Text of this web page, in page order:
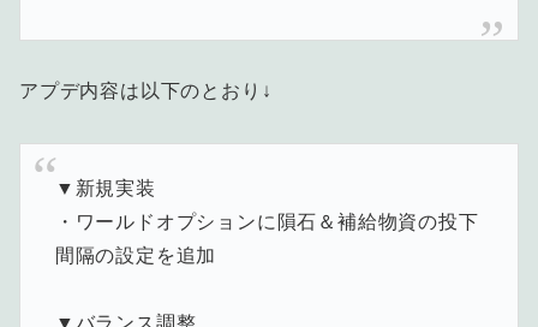
アプデ内容は以下のとおり↓
▼新規実装
・ワールドオプションに隕石＆補給物資の投下
間隔の設定を追加